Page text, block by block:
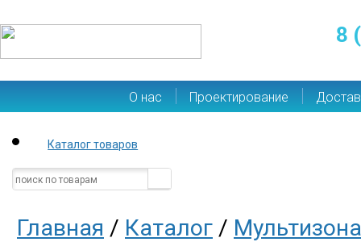
8
О нас Проектирование
Каталог товаров
Главная / Каталог /